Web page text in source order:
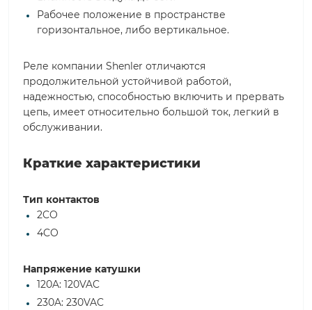
Рабочее положение в пространстве
горизонтальное, либо вертикальное.
Реле компании Shenler отличаются
продолжительной устойчивой работой,
надежностью, способностью включить и прервать
цепь, имеет относительно большой ток, легкий в
обслуживании.
Краткие характеристики
Тип контактов
2CO
4CO
Напряжение катушки
120A: 120VAC
230A: 230VAC